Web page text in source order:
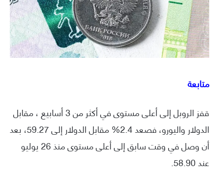
متابعة
قفز الروبل إلى أعلى مستوى في أكثر من 3 أسابيع ، مقابل
الدولار واليورو، فصعد 2.4% مقابل الدولار إلى 59.27، بعد
أن وصل في وقت سابق إلى أعلى مستوى منذ 26 يوليو
عند 58.90.